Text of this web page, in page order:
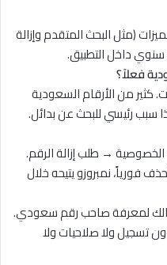
(مثل البحث المتقدم وإزالة
داخل التطبيق.
فعلاً؟
كثير من الأرقام السعودية
سبب رئيسي للبحث عن بدائل.
→ طلب إزالة الرقم.
فورياً، نمبروزو يتيحه خلال
لمعرفة صاحب رقم سعودي.
تسجيل ولا صلاحيات ولا